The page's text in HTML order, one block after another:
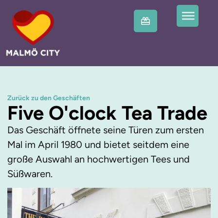
Zurück zu den Geschäften
Five O'clock Tea Trade
Das Geschäft öffnete seine Türen zum ersten
Mal im April 1980 und bietet seitdem eine
große Auswahl an hochwertigen Tees und
Süßwaren.